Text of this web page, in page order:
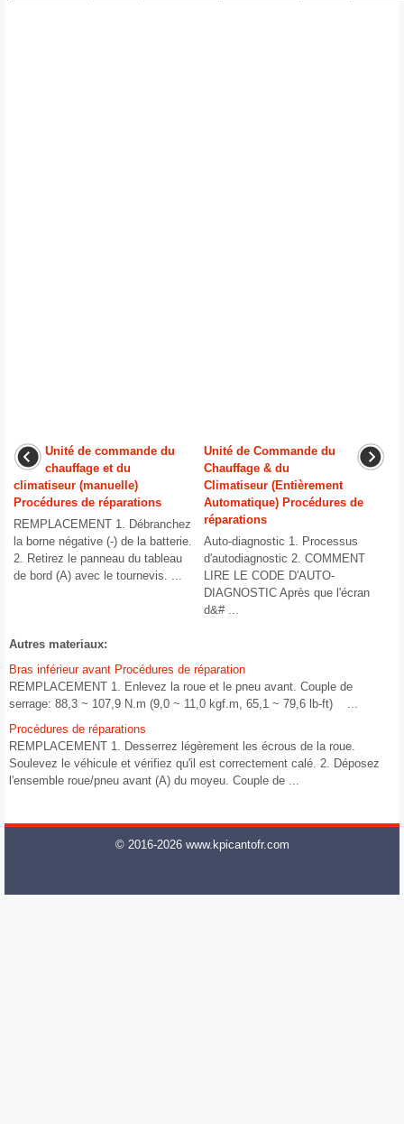
Unité de commande du
chauffage et du
climatiseur (manuelle)
Procédures de réparations
REMPLACEMENT 1. Débranchez
la borne négative (-) de la batterie.
2. Retirez le panneau du tableau
de bord (A) avec le tournevis. ...
Unité de Commande du
Chauffage & du
Climatiseur (Entièrement
Automatique) Procédures de
réparations
Auto-diagnostic 1. Processus
d′autodiagnostic 2. COMMENT
LIRE LE CODE D′AUTO-
DIAGNOSTIC Après que l'écran
d&# ...
Autres materiaux:
Bras inférieur avant Procédures de réparation
REMPLACEMENT 1. Enlevez la roue et le pneu avant. Couple de
serrage: 88,3 ~ 107,9 N.m (9,0 ~ 11,0 kgf.m, 65,1 ~ 79,6 lb-ft) ...
Procédures de réparations
REMPLACEMENT 1. Desserrez légèrement les écrous de la roue.
Soulevez le véhicule et vérifiez qu'il est correctement calé. 2. Déposez
l'ensemble roue/pneu avant (A) du moyeu. Couple de ...
© 2016-2026 www.kpicantofr.com